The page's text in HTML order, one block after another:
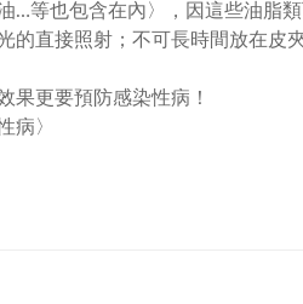
等也包含在內〉，因這些油脂類
直接照射；不可長時間放在皮
更要預防感染性病！
病〉